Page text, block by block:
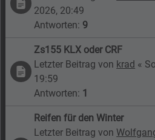
2026, 20:49
Antworten: 9
Zs155 KLX oder CRF
Letzter Beitrag von krad «
19:59
Antworten: 1
Reifen für den Winter
Letzter Beitrag von